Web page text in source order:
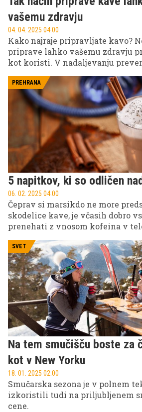
vašemu zdravju
04. 04. 2025 04.00
Kako najraje pripravljate kavo?
priprave lahko vašemu zdravju
kot koristi. V nadaljevanju
PREHRANA
5 napitkov, ki so odličen
06. 02. 2025 04.00
Čeprav si marsikdo ne more
skodelice kave, je včasih dobro
prenehati z vnosom kofeina v
nudijo enako ugodje.
SVET
Na tem smučišču boste za
kot v New Yorku
18. 01. 2025 02.00
Smučarska sezona je v polnem
izkoristili tudi na priljubljenem
cene.